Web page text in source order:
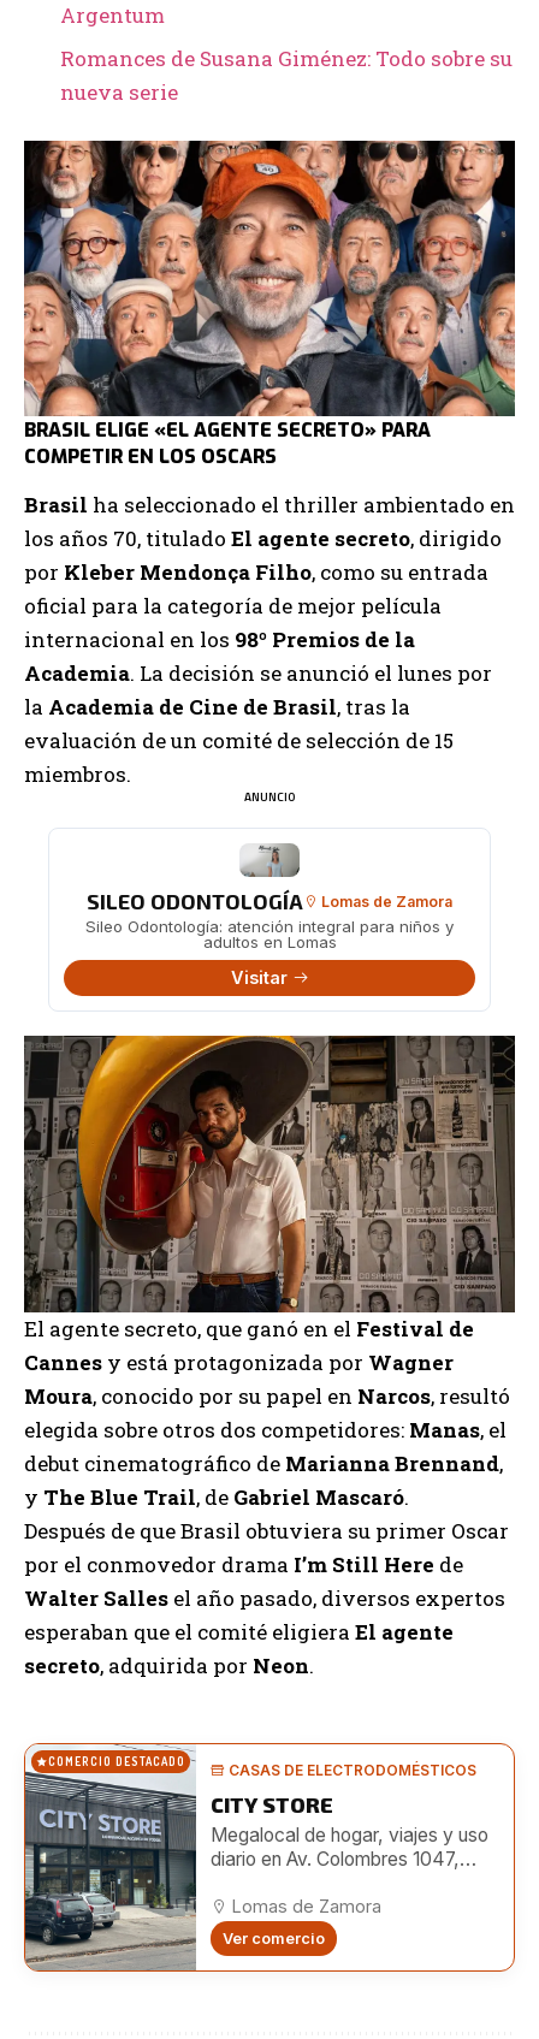
Argentum
Romances de Susana Giménez: Todo sobre su
nueva serie
BRASIL ELIGE «EL AGENTE SECRETO» PARA
COMPETIR EN LOS OSCARS
Brasil ha seleccionado el thriller ambientado en
los años 70, titulado El agente secreto, dirigido
por Kleber Mendonça Filho, como su entrada
oficial para la categoría de mejor película
internacional en los 98º Premios de la
Academia. La decisión se anunció el lunes por
la Academia de Cine de Brasil, tras la
evaluación de un comité de selección de 15
miembros.
ANUNCIO
SILEO ODONTOLOGÍA Lomas de Zamora
Sileo Odontología: atención integral para niños y
adultos en Lomas
Visitar
El agente secreto, que ganó en el Festival de
Cannes y está protagonizada por Wagner
Moura, conocido por su papel en Narcos, resultó
elegida sobre otros dos competidores: Manas, el
debut cinematográfico de Marianna Brennand,
y The Blue Trail, de Gabriel Mascaró.
Después de que Brasil obtuviera su primer Oscar
por el conmovedor drama I’m Still Here de
Walter Salles el año pasado, diversos expertos
esperaban que el comité eligiera El agente
secreto, adquirida por Neon.
COMERCIO DESTACADO CASAS DE ELECTRODOMÉSTICOS
CITY STORE
Megalocal de hogar, viajes y uso
diario en Av. Colombres 1047,
importación directa.
Lomas de Zamora
Ver comercio